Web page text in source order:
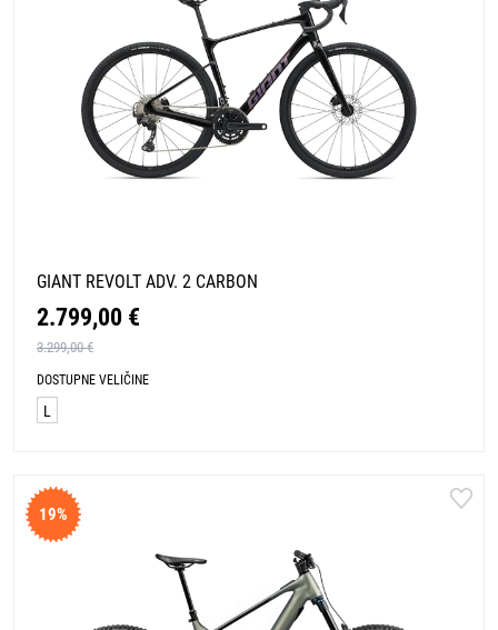
GIANT REVOLT ADV. 2 CARBON
2.799,00 €
3.299,00 €
DOSTUPNE VELIČINE
L
19%